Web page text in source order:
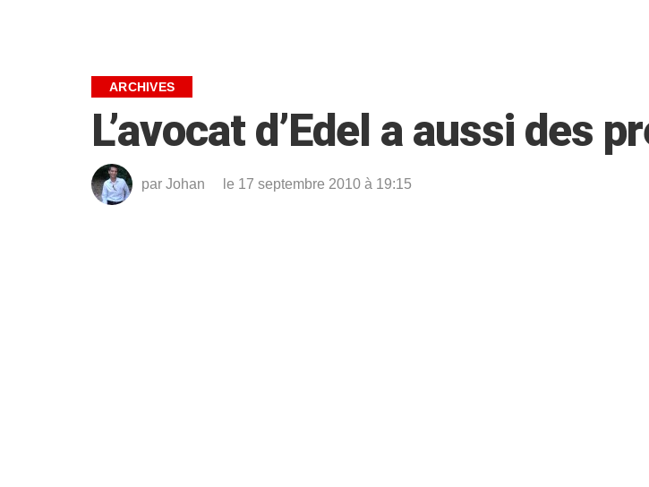
ARCHIVES
L’avocat d’Edel a aussi des
par Johan le 17 septembre 2010 à 19:15